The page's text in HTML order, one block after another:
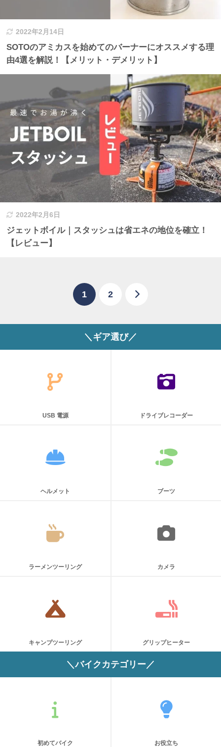
2022年2月14日
SOTOのアミカスを始めてのバーナーにオススメする理
由4選を解説！【メリット・デメリット】
2022年2月6日
ジェットボイル｜スタッシュは省エネの地位を確立！
【レビュー】
1 2
＼ギア選び／
USB 電源 ドライブレコーダー
ヘルメット ブーツ
ラーメンツーリング カメラ
キャンプツーリング グリップヒーター
＼バイクカテゴリー／
初めてバイク お役立ち